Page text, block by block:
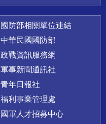
國防部相關單位連結
中華民國國防部
政戰資訊服務網
軍事新聞通訊社
青年日報社
福利事業管理處
國軍人才招募中心